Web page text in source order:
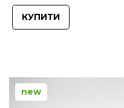
КУПИТИ
new